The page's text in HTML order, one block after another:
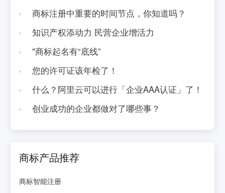
商标注册中重要的时间节点，你知道吗？
知识产权添动力 民营企业增活力
"商标起名有“底线”
您的许可证该年检了！
什么？阿里云可以进行「企业AAA认证」了！
创业成功的企业都做对了哪些事？
商标产品推荐
商标智能注册